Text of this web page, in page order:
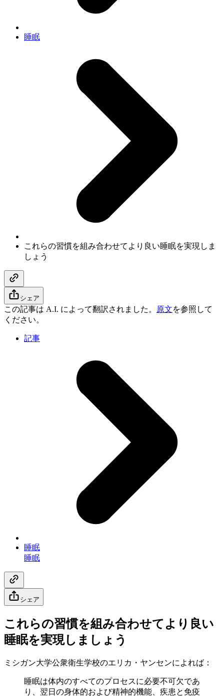
睡眠
これらの習慣を組み合わせてより良い睡眠を実現しま
しょう
シェア
この記事は A.I. によって翻訳されました。 原文を参照して
ください。
記事
睡眠
睡眠
シェア
これらの習慣を組み合わせてより良い
睡眠を実現しましょう
ミシガン大学公衆衛生学校のエリカ・ヤンセンによれば：
睡眠は体内のすべてのプロセスに必要不可欠であ
り、翌日の身体的および精神的機能、疾患と免疫